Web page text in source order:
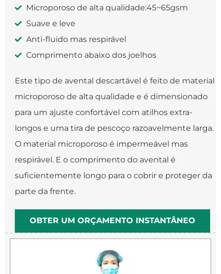
Microporoso de alta qualidade:45~65gsm
Suave e leve
Anti-fluido mas respirável
Comprimento abaixo dos joelhos
Este tipo de avental descartável é feito de material
microporoso de alta qualidade e é dimensionado
para um ajuste confortável com atilhos extra-
longos e uma tira de pescoço razoavelmente larga.
O material microporoso é impermeável mas
respirável. E o comprimento do avental é
suficientemente longo para o cobrir e proteger da
parte da frente.
OBTER UM ORÇAMENTO INSTANTÂNEO